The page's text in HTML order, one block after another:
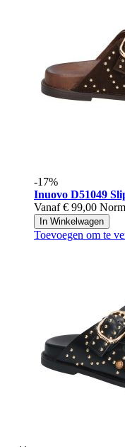
-17%
Inuovo D51049
Vanaf € 99,00
In Winkelwagen
Toevoegen om te